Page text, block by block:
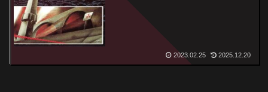
2023.02.25 2025.12.20